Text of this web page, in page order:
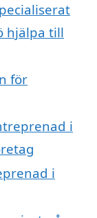
hjälpa till
för
i
i